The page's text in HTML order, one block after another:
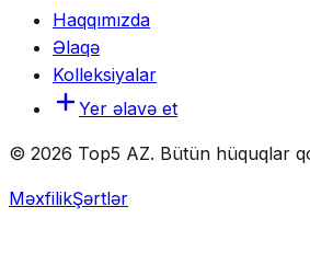
Haqqımızda
Əlaqə
Kolleksiyalar
Yer əlavə et
© 2026 Top5 AZ. Bütün hüquqlar
MəxfilikŞərtlər